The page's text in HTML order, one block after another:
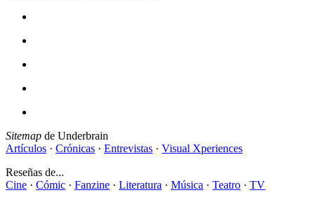
Sitemap de Underbrain
Artículos · Crónicas · Entrevistas · Visual Xperiences
Reseñas de...
Cine · Cómic · Fanzine · Literatura · Música · Teatro · TV